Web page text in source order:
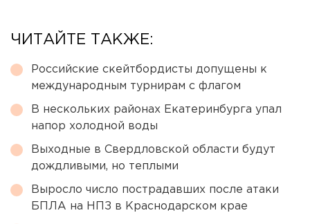
ЧИТАЙТЕ ТАКЖЕ:
Российские скейтбордисты допущены к
международным турнирам с флагом
В нескольких районах Екатеринбурга упал
напор холодной воды
Выходные в Свердловской области будут
дождливыми, но теплыми
Выросло число пострадавших после атаки
БПЛА на НПЗ в Краснодарском крае